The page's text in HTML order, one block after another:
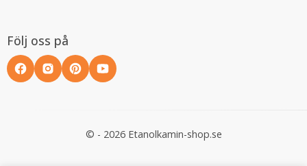
Följ oss på
© - 2026 Etanolkamin-shop.se